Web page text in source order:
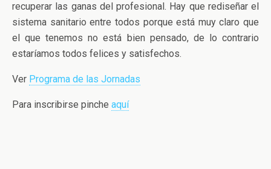
recuperar las ganas del profesional. Hay que rediseñar el
sistema sanitario entre todos porque está muy claro que
el que tenemos no está bien pensado, de lo contrario
estaríamos todos felices y satisfechos.
Ver Programa de las Jornadas
Para inscribirse pinche aquí